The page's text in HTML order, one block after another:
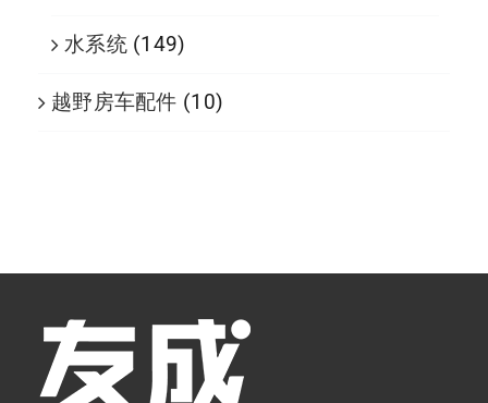
水系统 (149)
越野房车配件 (10)